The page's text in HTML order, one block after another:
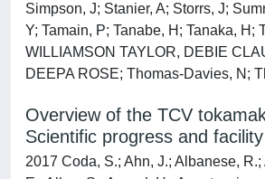
Simpson, J; Stanier, A; Storrs, J;
Y; Tamain, P; Tanabe, H; Tanaka, H;
WILLIAMSON TAYLOR, DEBIE
DEEPA ROSE; Thomas-Davies, N;
Overview of the TCV
Scientific progress and
2017 Coda, S.; Ahn, J.; Albanese,